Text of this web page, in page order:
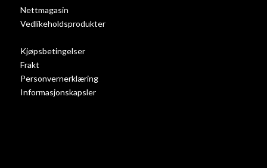
Nettmagasin
Vedlikeholdsprodukter
Kjøpsbetingelser
Frakt
Personvernerklæring
Informasjonskapsler